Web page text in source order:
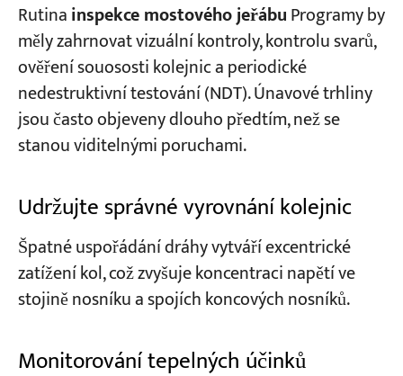
Rutinainspekce mostového jeřábuProgramy by
měly zahrnovat vizuální kontroly, kontrolu svarů,
ověření souososti kolejnic a periodické
nedestruktivní testování (NDT). Únavové trhliny
jsou často objeveny dlouho předtím, než se
stanou viditelnými poruchami.
Udržujte správné vyrovnání kolejnic
Špatné uspořádání dráhy vytváří excentrické
zatížení kol, což zvyšuje koncentraci napětí ve
stojině nosníku a spojích koncových nosníků.
Monitorování tepelných účinků